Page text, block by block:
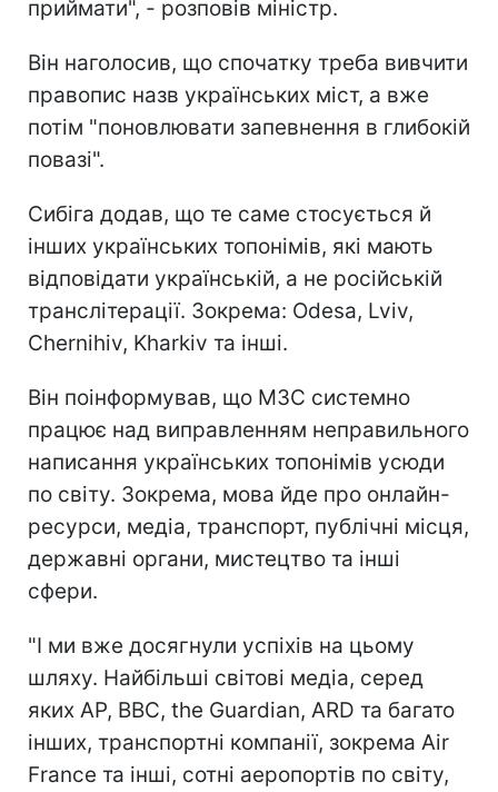
приймати", - розповів міністр.
Він наголосив, що спочатку треба вивчити
правопис назв українських міст, а вже
потім "поновлювати запевнення в глибокій
повазі".
Сибіга додав, що те саме стосується й
інших українських топонімів, які мають
відповідати українській, а не російській
транслітерації. Зокрема: Odesa, Lviv,
Chernihiv, Kharkiv та інші.
Він поінформував, що МЗС системно
працює над виправленням неправильного
написання українських топонімів усюди
по світу. Зокрема, мова йде про онлайн-
ресурси, медіа, транспорт, публічні місця,
державні органи, мистецтво та інші
сфери.
"І ми вже досягнули успіхів на цьому
шляху. Найбільші світові медіа, серед
яких AP, BBC, the Guardian, ARD та багато
інших, транспортні компанії, зокрема Air
France та інші, сотні аеропортів по світу,